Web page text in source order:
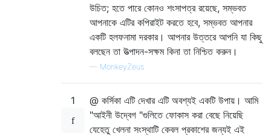
উচিত; হতে পারে কোনও শংসাপত্র রয়েছে, সম্ভবত
আপনাকে এটির কপিরাইট করতে হবে, সম্ভবত আপনার
একটি হলফনামা দরকার। আপনার উত্তরে আপনি যা কিছু
বলছেন তা উত্পাদন-সক্ষম কিনা তা নিশ্চিত করুন।
— MonkeyZeus
1
@ কর্সিকা এটি দেখার এটি অবশ্যই একটি উপায়। আমি
"আইনী উদ্বেগ "গুলিতে ফোকাস করা বেছে নিয়েছি
যেহেতু খেলনা সংস্থাটি কেবল প্রকাশের জন্যই এই